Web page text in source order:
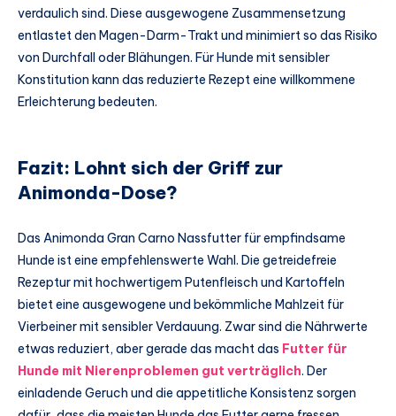
verdaulich sind. Diese ausgewogene Zusammensetzung
entlastet den Magen-Darm-Trakt und minimiert so das Risiko
von Durchfall oder Blähungen. Für Hunde mit sensibler
Konstitution kann das reduzierte Rezept eine willkommene
Erleichterung bedeuten.
Fazit: Lohnt sich der Griff zur
Animonda-Dose?
Das Animonda Gran Carno Nassfutter für empfindsame
Hunde ist eine empfehlenswerte Wahl. Die getreidefreie
Rezeptur mit hochwertigem Putenfleisch und Kartoffeln
bietet eine ausgewogene und bekömmliche Mahlzeit für
Vierbeiner mit sensibler Verdauung. Zwar sind die Nährwerte
etwas reduziert, aber gerade das macht das Futter für
Hunde mit Nierenproblemen gut verträglich. Der
einladende Geruch und die appetitliche Konsistenz sorgen